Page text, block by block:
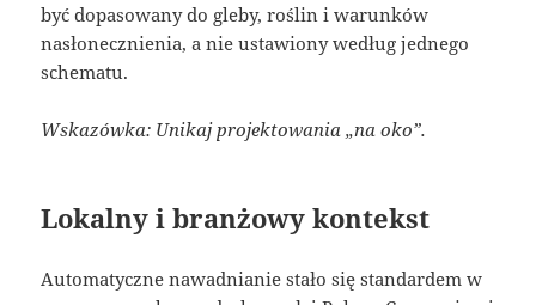
być dopasowany do gleby, roślin i warunków
nasłonecznienia, a nie ustawiony według jednego
schematu.
Wskazówka: Unikaj projektowania „na oko”.
Lokalny i branżowy kontekst
Automatyczne nawadnianie stało się standardem w